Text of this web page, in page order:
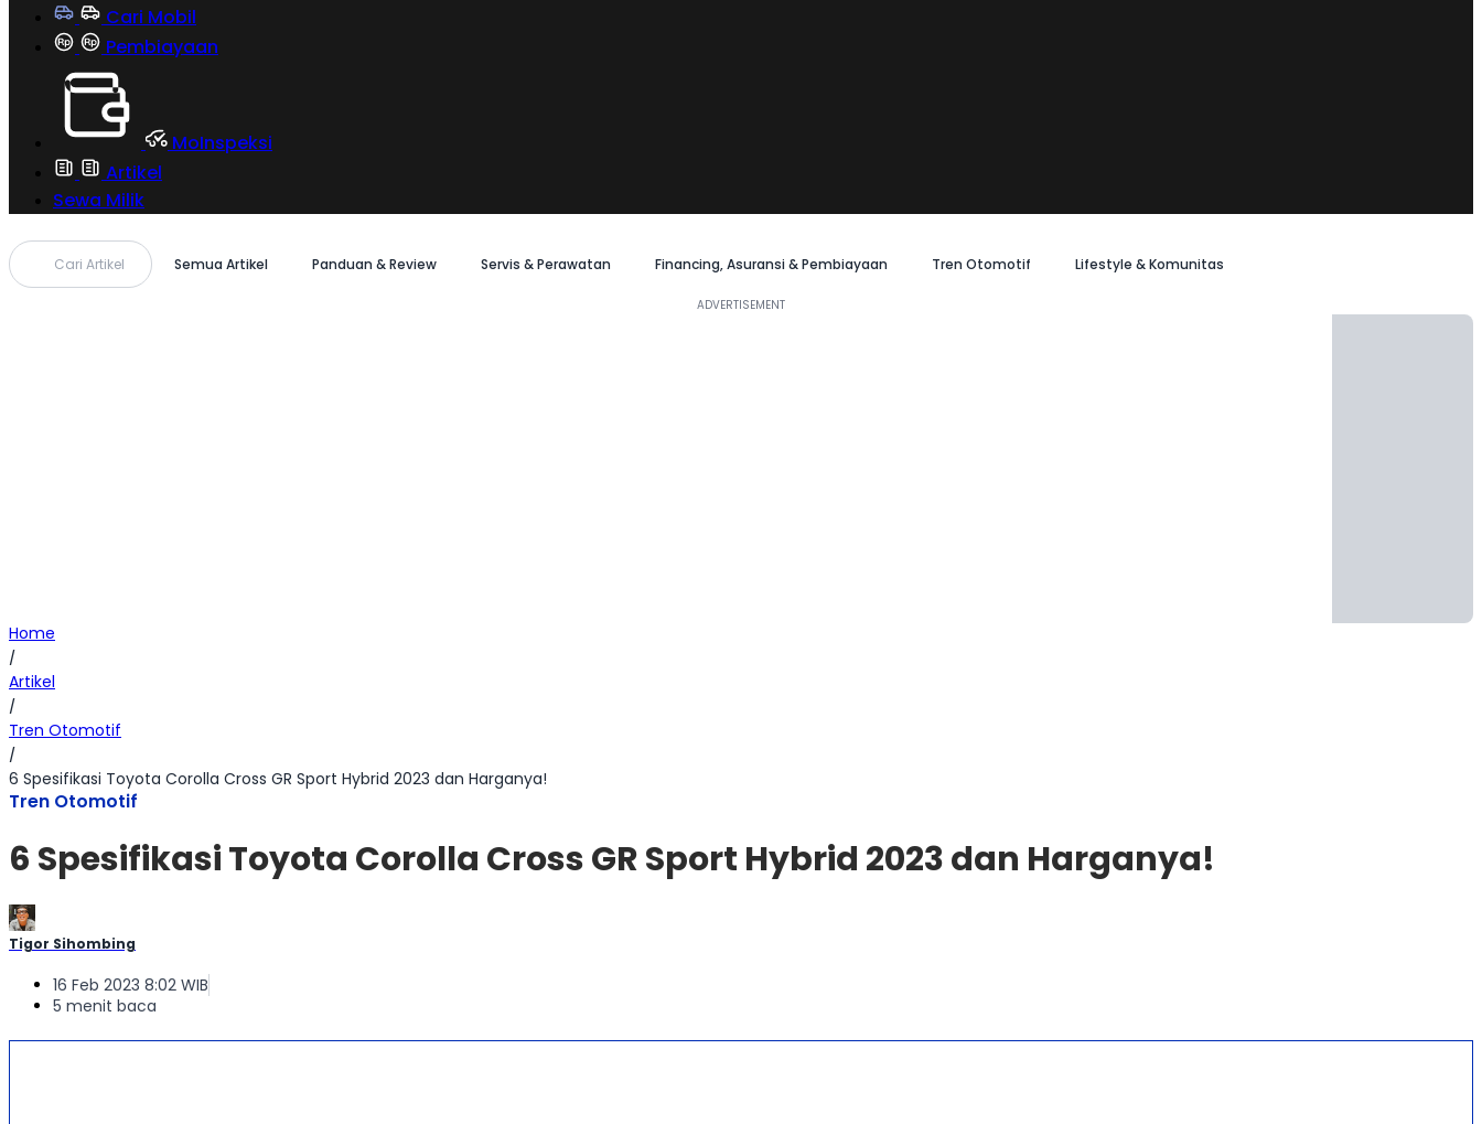
Cari Mobil
Pembiayaan
MoInspeksi
Artikel
Sewa Milik
Cari Artikel Semua Artikel Panduan & Review Servis & Perawatan Financing, Asuransi & Pembiayaan Tren Otomotif Lifestyle & Komunitas
Home
/
Artikel
/
Tren Otomotif
/
6 Spesifikasi Toyota Corolla Cross GR Sport Hybrid 2023 dan Harganya!
Tren Otomotif
6 Spesifikasi Toyota Corolla Cross GR Sport Hybrid 2023 dan Harganya!
Tigor Sihombing
16 Feb 2023 8:02 WIB
5 menit baca